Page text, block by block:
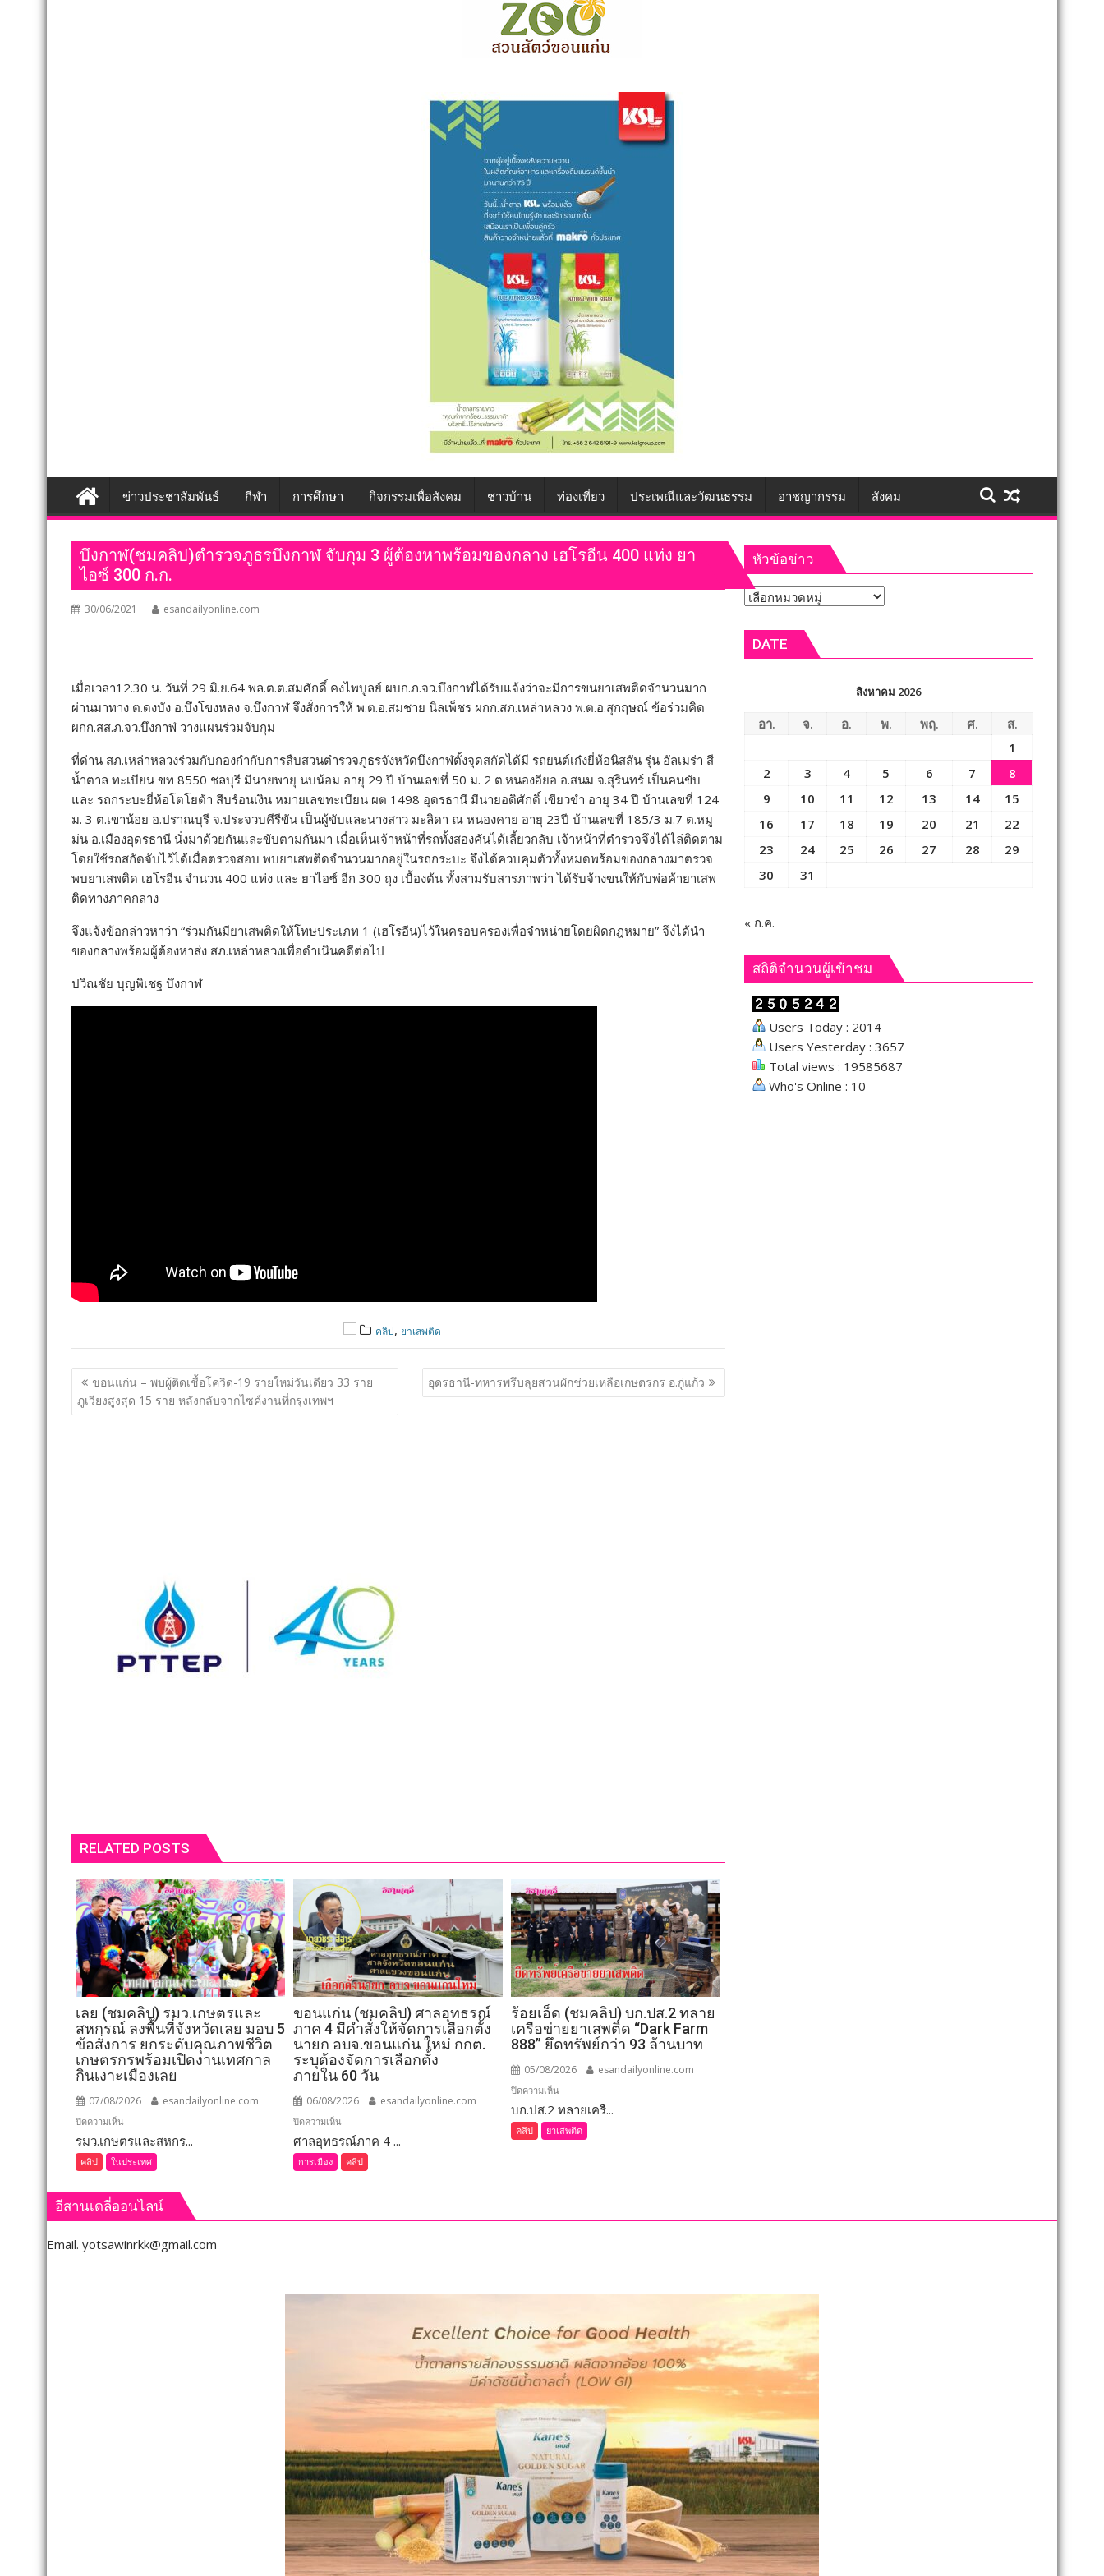
ข่าวประชาสัมพันธ์ กีฬา การศึกษา กิจกรรมเพื่อสังคม ชาวบ้าน ท่องเที่ยว ประเพณีและวัฒนธรรม อาชญากรรม สังคม
บึงกาฬ(ชมคลิป)ตำรวจภูธรบึงกาฬ จับกุม 3 ผู้ต้องหาพร้อมของกลาง เฮโรอีน 400 แท่ง ยา
ไอซ์ 300 ก.ก.
30/06/2021 esandailyonline.com
เมื่อเวลา12.30 น. วันที่ 29 มิ.ย.64 พล.ต.ต.สมศักดิ์ คงไพบูลย์ ผบก.ภ.จว.บึงกาฬได้รับแจ้งว่าจะมีการขนยาเสพติดจำนวนมาก
ผ่านมาทาง ต.ดงบัง อ.บึงโขงหลง จ.บึงกาฬ จึงสั่งการให้ พ.ต.อ.สมชาย นิลเพ็ชร ผกก.สภ.เหล่าหลวง พ.ต.อ.สุกฤษณ์ ข้อร่วมคิด
ผกก.สส.ภ.จว.บึงกาฬ วางแผนร่วมจับกุม
ที่ด่าน สภ.เหล่าหลวงร่วมกับกองกำกับการสืบสวนตำรวจภูธรจังหวัดบึงกาฬตั้งจุดสกัดได้มี รถยนต์เก๋งยี่ห้อนิสสัน รุ่น อัลเมร่า สี
น้ำตาล ทะเบียน ขท 8550 ชลบุรี มีนายพายุ นบน้อม อายุ 29 ปี บ้านเลขที่ 50 ม. 2 ต.หนองอียอ อ.สนม จ.สุรินทร์ เป็นคนขับ
และ รถกระบะยี่ห้อโตโยต้า สีบร์อนเงิน หมายเลขทะเบียน ผต 1498 อุดรธานี มีนายอดิศักดิ์ เขียวขำ อายุ 34 ปี บ้านเลขที่ 124
ม. 3 ต.เขาน้อย อ.ปราณบุรี จ.ประจวบคีรีขัน เป็นผู้ขับและนางสาว มะลิดา ณ หนองคาย อายุ 23ปี บ้านเลขที่ 185/3 ม.7 ต.หมู
ม่น อ.เมืองอุดรธานี นั่งมาด้วยกันและขับตามกันมา เมื่อเห็นเจ้าหน้าที่รถทั้งสองคันได้เลี้ยวกลับ เจ้าหน้าที่ตำรวจจึงได้ไล่ติดตาม
โดยใช้รถสกัดจับไว้ได้เมื่อตรวจสอบ พบยาเสพติดจำนวนมากอยู่ในรถกระบะ จึงได้ควบคุมตัวทั้งหมดพร้อมของกลางมาตรวจ
พบยาเสพติด เฮโรอีน จำนวน 400 แท่ง และ ยาไอซ์ อีก 300 ถุง เบื้องต้น ทั้งสามรับสารภาพว่า ได้รับจ้างขนให้กับพ่อค้ายาเสพ
ติดทางภาคกลาง
จึงแจ้งข้อกล่าวหาว่า “ร่วมกันมียาเสพติดให้โทษประเภท 1 (เฮโรอีน)ไว้ในครอบครองเพื่อจำหน่ายโดยผิดกฎหมาย” จึงได้นำ
ของกลางพร้อมผู้ต้องหาส่ง สภ.เหล่าหลวงเพื่อดำเนินคดีต่อไป
ปวิณชัย บุญพิเชฐ บึงกาฬ
คลิป, ยาเสพติด
แนะแนว
เรื่อง
ขอนแก่น – พบผู้ติดเชื้อโควิด-19 รายใหม่วันเดียว 33 ราย
ภูเวียงสูงสุด 15 ราย หลังกลับจากไซค์งานที่กรุงเทพฯ
อุดรธานี-ทหารพรึบลุยสวนผักช่วยเหลือเกษตรกร อ.กู่แก้ว
RELATED POSTS
เลย (ชมคลิป) รมว.เกษตรและ
สหกรณ์ ลงพื้นที่จังหวัดเลย มอบ 5
ข้อสั่งการ ยกระดับคุณภาพชีวิต
เกษตรกรพร้อมเปิดงานเทศกาล
กินเงาะเมืองเลย
07/08/2026 esandailyonline.com
ปิดความเห็น
เลย
(ชม
คลิป)
รมว.เกษตร
และ
ลงพื้น
รมว.เกษตรและสหกร...
คลิป ในประเทศ
ขอนแก่น (ชมคลิป) ศาลอุทธรณ์
ภาค 4 มีคำสั่งให้จัดการเลือกตั้ง
นายก อบจ.ขอนแก่น ใหม่ กกต.
ระบุต้องจัดการเลือกตั้ง
ภายใน 60 วัน
06/08/2026 esandailyonline.com
ปิดความเห็น
ขอนแก่น
(ชม
คลิป)
กกต.
จัดการ
เลือก
ตั้ง
ภายใน 60 วัน
ศาลอุทธรณ์ภาค 4 ...
การเมือง คลิป
ร้อยเอ็ด (ชมคลิป) บก.ปส.2 ทลาย
เครือข่ายยาเสพติด “Dark Farm
888” ยึดทรัพย์กว่า 93 ล้านบาท
05/08/2026 esandailyonline.com
ปิดความเห็น
ร้อยเอ็ด
(ชม
คลิป)
888”
ยึด
ทรัพย์
กว่า
ล้าน
บาท
บก.ปส.2 ทลายเครื...
คลิป ยาเสพติด
หัวข้อข่าว
หัวข้อ
DATE
สิงหาคม 2026
อา. จ. อ. พ. พฤ. ศ.
ส.
1
2
3 4 5 6 7
8
9
10 11 12 13 14
15
16
17 18 19 20 21
22
23
24 25 26 27 28
29
30
31
« ก.ค.
สถิติจำนวนผู้เข้าชม
Users Today : 2014
Users Yesterday : 3657
Total views : 19585687
Who's Online : 10
อีสานเดลี่ออนไลน์
Email. yotsawinrkk@gmail.com